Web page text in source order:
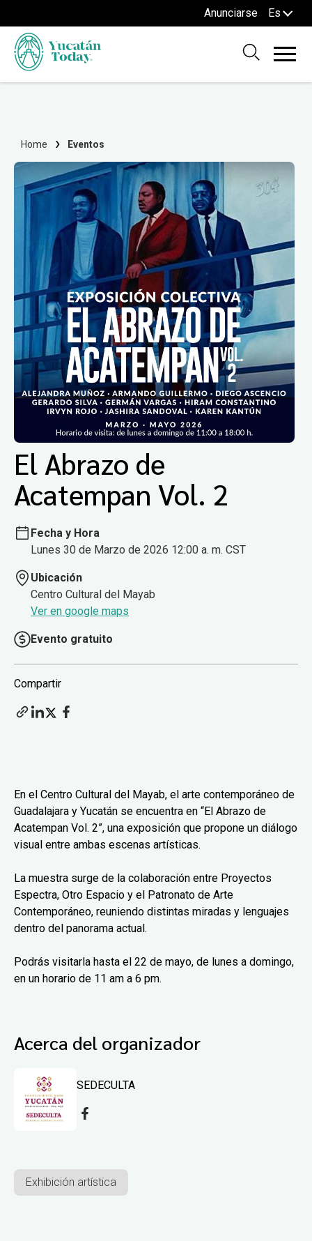
Anunciarse Es
Home Eventos
El Abrazo de
Acatempan Vol. 2
Fecha y Hora
Lunes 30 de Marzo de 2026 12:00 a. m. CST
Ubicación
Centro Cultural del Mayab
Ver en google maps
Evento gratuito
Compartir
En el Centro Cultural del Mayab, el arte contemporáneo de
Guadalajara y Yucatán se encuentra en “El Abrazo de
Acatempan Vol. 2”, una exposición que propone un diálogo
visual entre ambas escenas artísticas.
La muestra surge de la colaboración entre Proyectos
Espectra, Otro Espacio y el Patronato de Arte
Contemporáneo, reuniendo distintas miradas y lenguajes
dentro del panorama actual.
Podrás visitarla hasta el 22 de mayo, de lunes a domingo,
en un horario de 11 am a 6 pm.
Acerca del organizador
SEDECULTA
Exhibición artística